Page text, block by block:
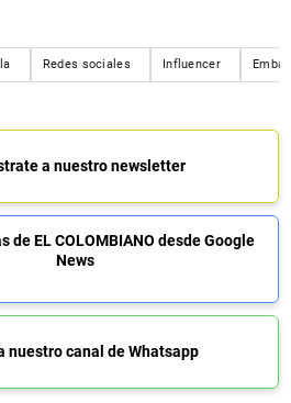
Redes sociales Influencer
a nuestro newsletter
de EL COLOMBIANO desde Google
News
nuestro canal de Whatsapp